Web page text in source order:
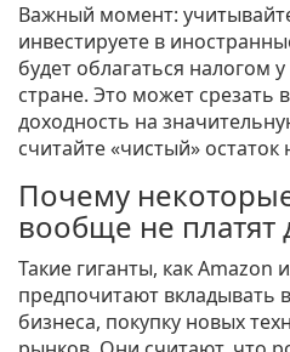
Важный момент:
инвестируете в
будет облагаться налогом
стране. Это может срезать
доходность на
считайте «чистый» остаток
Почему
вообще не платят
Такие гиганты, как
предпочитают вкладывать
бизнеса, покупку новых